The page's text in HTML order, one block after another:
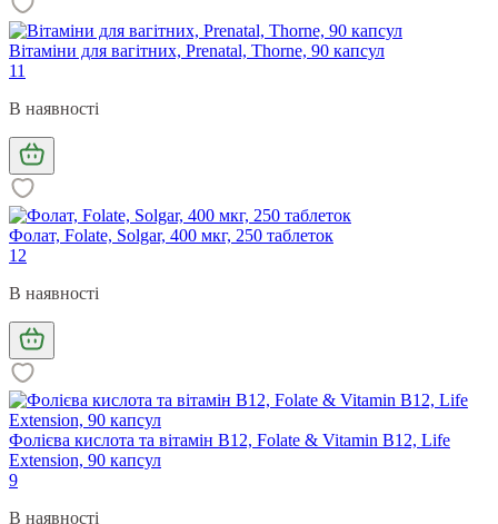
Вітаміни для вагітних, Prenatal, Thorne, 90 капсул
11
В наявності
Фолат, Folate, Solgar, 400 мкг, 250 таблеток
12
В наявності
Фолієва кислота та вітамін В12, Folate & Vitamin B12, Life
Extension, 90 капсул
9
В наявності